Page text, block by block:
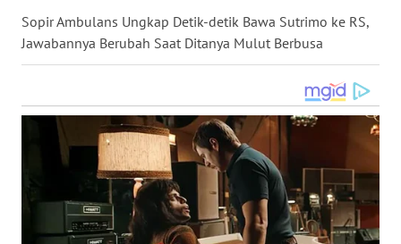
Sopir Ambulans Ungkap Detik-detik Bawa Sutrimo ke RS,
Jawabannya Berubah Saat Ditanya Mulut Berbusa
WN
KALTIM
SULSEL
WN
GORONTALO
SULUT